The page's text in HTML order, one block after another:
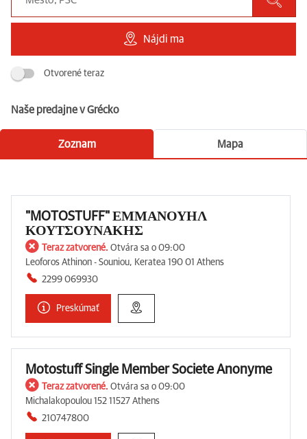
Nájdi ma
Otvorené teraz
Naše predajne v Grécko
Zoznam Mapa
"MOTOSTUFF" ΕΜΜΑΝΟΥΗΛ
ΚΟΥΤΣΟΥΝΑΚΗΣ
Teraz zatvorené. Otvára sa o 09:00
Leoforos Athinon - Souniou, Keratea 190 01 Athens
2299 069930
Preskúmať
Motostuff Single Member Societe Anonyme
Teraz zatvorené. Otvára sa o 09:00
Michalakopoulou 152 11527 Athens
210747800